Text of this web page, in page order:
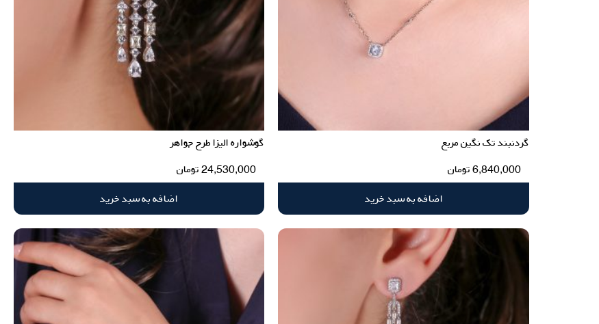
گردنبند تک نگین مربع
6,840,000تومان
اضافه به سبد خرید
گوشواره الیزا طرح جواهر
24,530,000تومان
اضافه به سبد خرید